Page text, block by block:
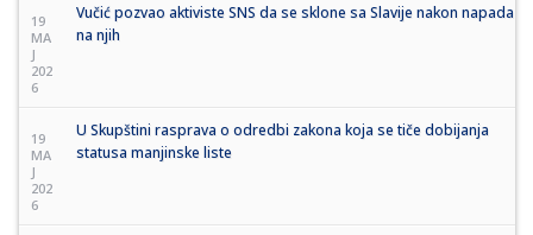
19
MA
J
202
6
Vučić pozvao aktiviste SNS da se sklone sa Slavije nakon napada
na njih
19
MA
J
202
6
U Skupštini rasprava o odredbi zakona koja se tiče dobijanja
statusa manjinske liste